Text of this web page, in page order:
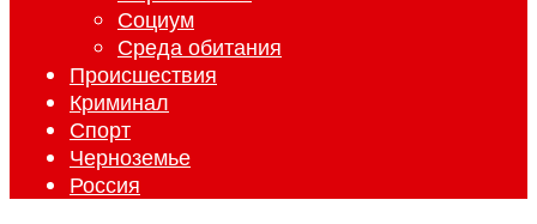
Социум
Среда обитания
Происшествия
Криминал
Спорт
Черноземье
Россия